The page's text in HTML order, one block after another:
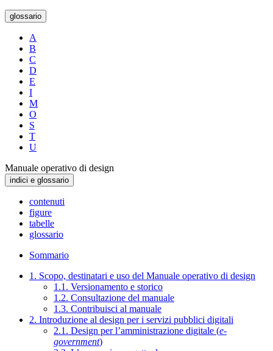
glossario
A
B
C
D
E
I
M
O
S
T
U
Manuale operativo di design
indici e glossario
contenuti
figure
tabelle
glossario
Sommario
1. Scopo, destinatari e uso del Manuale operativo di design
1.1. Versionamento e storico
1.2. Consultazione del manuale
1.3. Contribuisci al manuale
2. Introduzione al design per i servizi pubblici digitali
2.1. Design per l’amministrazione digitale (e-
government)